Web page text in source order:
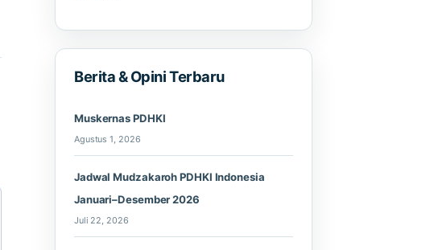
Berita & Opini Terbaru
Muskernas PDHKI
Agustus 1, 2026
Jadwal Mudzakaroh PDHKI Indonesia
Januari–Desember 2026
Juli 22, 2026